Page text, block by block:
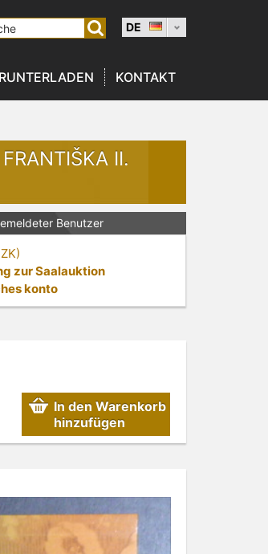
DE
KONTAKT
II.
Benutzer
zur Saalauktion
konto
In den Warenkorb
hinzufügen